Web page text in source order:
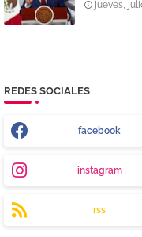
jueves,
REDES SOCIALES
facebook
instagram
rss